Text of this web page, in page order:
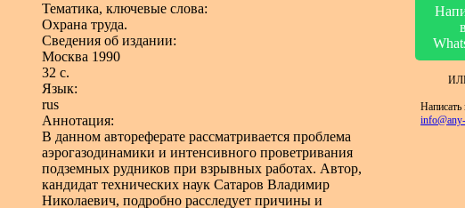
Тематика, ключевые слова:
Охрана труда.
Сведения об издании:
Москва 1990
32 с.
Язык:
rus
Аннотация:
В данном автореферате рассматривается проблема
аэрогазодинамики и интенсивного проветривания
подземных рудников при взрывных работах. Автор,
кандидат технических наук Сатаров Владимир
Николаевич, подробно расследует причины и
в
Написать